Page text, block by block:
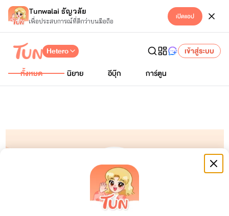
Tunwalai ธัญวลัย
เพื่อประสบการณ์ที่ดีกว่าบนมือถือ เปิดแอป
Hetero
เข้าสู่ระบบ
ทั้งหมด
นิยาย อีบุ๊ก การ์ตูน